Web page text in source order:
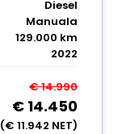
Diesel
Manuala
129.000 km
2022
€ 14.990
€ 14.450
(€ 11.942 NET)